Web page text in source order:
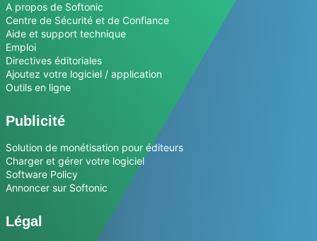
A propos de Softonic
Centre de Sécurité et de Confiance
Aide et support technique
Emploi
Directives éditoriales
Ajoutez votre logiciel / application
Outils en ligne
Publicité
Solution de monétisation pour éditeurs
Charger et gérer votre logiciel
Software Policy
Annoncer sur Softonic
Légal